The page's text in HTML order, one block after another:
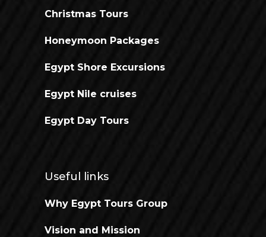
Christmas Tours
Honeymoon Packages
Egypt Shore Excursions
Egypt Nile cruises
Egypt Day Tours
Useful links
Why Egypt Tours Group
Vision and Mission